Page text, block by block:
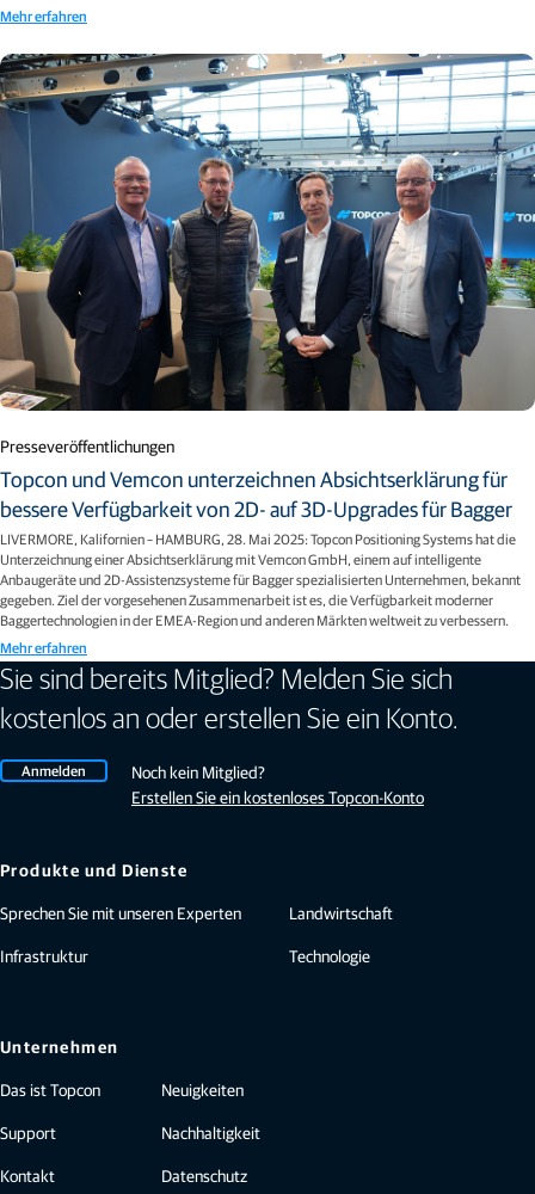
Mehr erfahren
Presseveröffentlichungen
Topcon und Vemcon unterzeichnen Absichtserklärung für
bessere Verfügbarkeit von 2D- auf 3D-Upgrades für Bagger
LIVERMORE, Kalifornien – HAMBURG, 28. Mai 2025: Topcon Positioning Systems hat die
Unterzeichnung einer Absichtserklärung mit Vemcon GmbH, einem auf intelligente
Anbaugeräte und 2D-Assistenzsysteme für Bagger spezialisierten Unternehmen, bekannt
gegeben. Ziel der vorgesehenen Zusammenarbeit ist es, die Verfügbarkeit moderner
Baggertechnologien in der EMEA-Region und anderen Märkten weltweit zu verbessern.
Mehr erfahren
Sie sind bereits Mitglied? Melden Sie sich
kostenlos an oder erstellen Sie ein Konto.
Anmelden
Noch kein Mitglied?
Erstellen Sie ein kostenloses Topcon-Konto
Produkte und Dienste
Sprechen Sie mit unseren Experten
Infrastruktur
Landwirtschaft
Technologie
Unternehmen
Das ist Topcon
Support
Kontakt
Neuigkeiten
Nachhaltigkeit
Datenschutz